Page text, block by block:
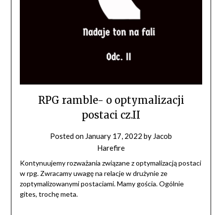
RPG ramble- o optymalizacji
postaci cz.II
Posted on January 17, 2022 by Jacob
Harefire
Kontynuujemy rozważania związane z optymalizacją postaci
w rpg. Zwracamy uwagę na relacje w drużynie ze
zoptymalizowanymi postaciami. Mamy gościa. Ogólnie
gites, trochę meta.